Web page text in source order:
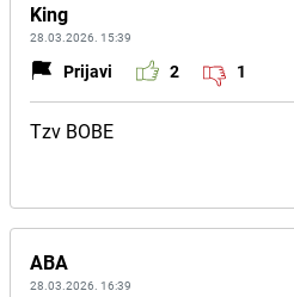
King
28.03.2026. 15:39
Prijavi 2 1
Tzv BOBE
ABA
28.03.2026. 16:39